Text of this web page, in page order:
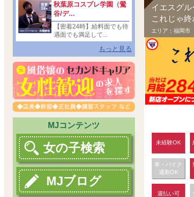
イエスグル
これじゃ
エリア： 福岡市
未経験OK
車・バイク
通勤OK
週払い可
秋葉原コスプレ学園（鶯
谷/デ...
【密着24時】給料面でも待
遇面でも満足して...
もっと見る
MJコンテンツ
女の子検索
MJブログ